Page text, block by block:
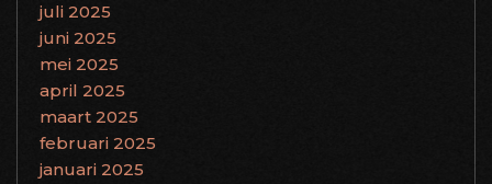
juli 2025
juni 2025
mei 2025
april 2025
maart 2025
februari 2025
januari 2025